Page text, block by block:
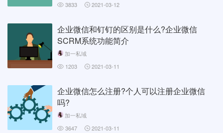
3833
2021-03-12
企业微信和钉钉的区别是什么?企业微信
SCRM系统功能简介
加一私域
1203
2021-03-11
企业微信怎么注册?个人可以注册企业微信
吗?
加一私域
3647
2021-03-11